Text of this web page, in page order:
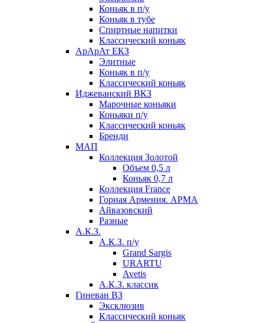
Коньяк в п/у
Коньяк в тубе
Спиртные напитки
Классический коньяк
АрАрАт ЕКЗ
Элитные
Коньяк в п/у
Классический коньяк
Иджеванский ВКЗ
Марочные коньяки
Коньяки п/у
Классический коньяк
Бренди
МАП
Коллекция Золотой
Объем 0,5 л
Коньяк 0,7 л
Коллекция France
Горная Армения. АРМА
Айвазовский
Разные
А.К.З.
А.К.З. п/у
Grand Sargis
URARTU
Avetis
А.К.З. классик
Гиневан ВЗ
Эксклюзив
Классический коньяк